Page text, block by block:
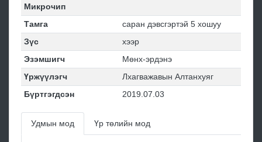
Микрочип
Тамга
саран дэвсгэртэй 5 хошуу
Зүс
хээр
Эзэмшигч
Мөнх-эрдэнэ
Үржүүлэгч
Лхагважавын Алтанхуяг
Бүртгэгдсэн
2019.07.03
Удмын мод Үр төлийн мод